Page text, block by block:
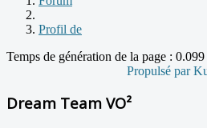
Profil de
Temps de génération de la page : 0.099
Propulsé par
Dream Team VO²